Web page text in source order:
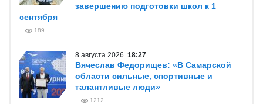
завершению подготовки школ к 1
сентября
189
8 августа 2026 18:27
Вячеслав Федорищев: «В Самарской
области сильные, спортивные и
талантливые люди»
1212